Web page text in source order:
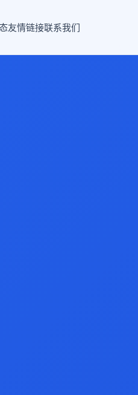
友情链接联系我们